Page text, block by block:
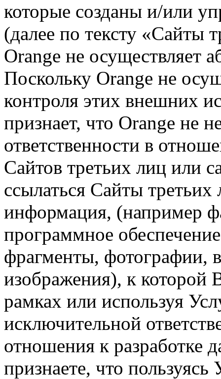
которые созданы и/или
(далее по тексту «Сайты
Orange не осуществляет
Поскольку Orange не
контроля этих внешних
признает, что Orange не
ответственности в
Сайтов третьих лиц или
ссылаться Сайты
информация, (например
программное
фрагменты, фотографии,
изображения), к которой
рамках или используя
исключительной
отношения к разработке
признаете, что